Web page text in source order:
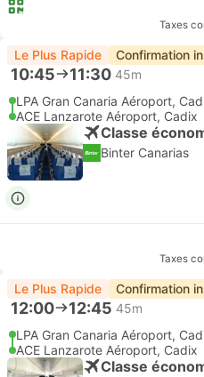
Taxes
Le Plus Rapide Confirmation
10:45 11:30 45m
LPA Gran Canaria Aéroport,
ACE Lanzarote Aéroport, Cadix
Classe
Binter Canarias
Taxes
Le Plus Rapide Confirmation
12:00 12:45 45m
LPA Gran Canaria Aéroport,
ACE Lanzarote Aéroport, Cadix
Classe